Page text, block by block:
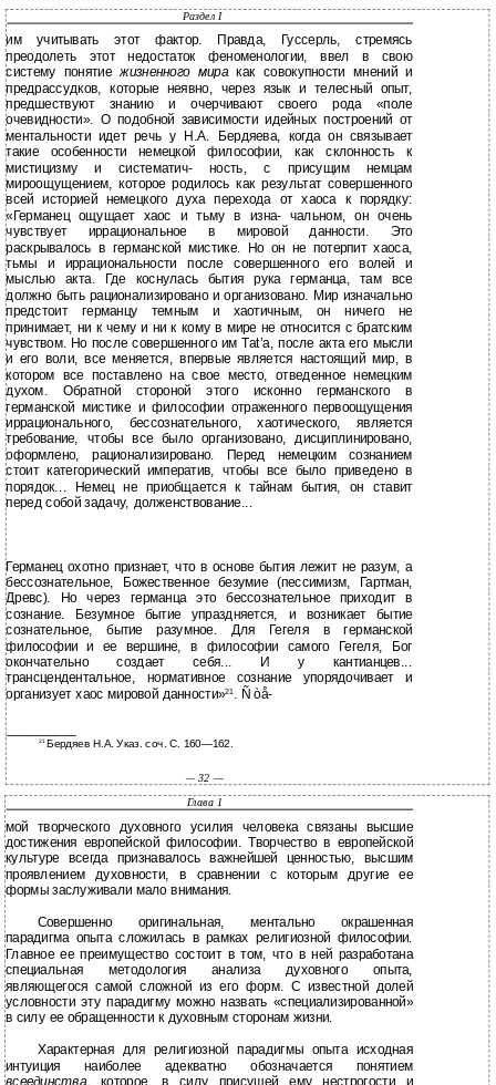
Раздел I
им учитывать этот фактор. Правда, Гуссерль, стремясь
преодолеть этот недостаток феноменологии, ввел в свою
систему понятиежизненного миракак совокупности мнений и
предрассудков, которые неявно, через язык и телесный опыт,
предшествуют знанию и очерчивают своего рода «поле
очевидности». О подобной зависимости идейных построений от
ментальности идет речь у Н.А. Бердяева, когда он связывает
такие особенности немецкой философии, как склонность к
мистицизму и систематич- ность, с присущим немцам
мироощущением, которое родилось как результат совершенного
всей историей немецкого духа перехода от хаоса к порядку:
«Германец ощущает хаос и тьму в изна- чальном, он очень
чувствует иррациональное в мировой данности. Это
раскрывалось в германской мистике. Но он не потерпит хаоса,
тьмы и иррациональности после совершенного его волей и
мыслью акта. Где коснулась бытия рука германца, там все
должно быть рационализировано и организовано. Мир изначально
предстоит германцу темным и хаотичным, он ничего не
принимает, ни к чему и ни к кому в мире не относится с братским
чувством. Но после совершенного им Tat’a, после акта его мысли
и его воли, все меняется, впервые является настоящий мир, в
котором все поставлено на свое место, отведенное немецким
духом. Обратной стороной этого исконно германского в
германской мистике и философии отраженного первоощущения
иррационального, бессознательного, хаотического, является
требование, чтобы все было организовано, дисциплинировано,
оформлено, рационализировано. Перед немецким сознанием
стоит категорический императив, чтобы все было приведено в
порядок... Немец не приобщается к тайнам бытия, он ставит
перед собой задачу, долженствование...
Германец охотно признает, что в основе бытия лежит не разум, а
бессознательное, Божественное безумие (пессимизм, Гартман,
Древс). Но через германца это бессознательное приходит в
сознание. Безумное бытие упраздняется, и возникает бытие
сознательное, бытие разумное. Для Гегеля в германской
философии и ее вершине, в философии самого Гегеля, Бог
окончательно создает себя... И у кантианцев...
трансцендентальное, нормативное сознание упорядочивает и
организует хаос мировой данности»21. Ñ òå-
__________
21Бердяев Н.А. Указ. соч. С. 160—162.
— 32 —
Глава 1
мой творческого духовного усилия человека связаны высшие
достижения европейской философии. Творчество в европейской
культуре всегда признавалось важнейшей ценностью, высшим
проявлением духовности, в сравнении с которым другие ее
формы заслуживали мало внимания.
Совершенно оригинальная, ментально окрашенная
парадигма опыта сложилась в рамках религиозной философии.
Главное ее преимущество состоит в том, что в ней разработана
специальная методология анализа духовного опыта,
являющегося самой сложной из его форм. С известной долей
условности эту парадигму можно назвать «специализированной»
в силу ее обращенности к духовным сторонам жизни.
Характерная для религиозной парадигмы опыта исходная
интуиция наиболее адекватно обозначается понятием
всеединства, которое, в силу присущей ему нестрогости и